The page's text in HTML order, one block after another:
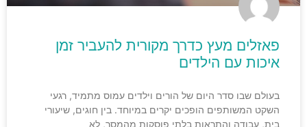
פאזלים מעץ כדרך מקורית להעביר זמן
איכות עם הילדים
בעולם שבו סדר היום של הורים וילדים עמוס מתמיד, רגעי
השקט המשותפים הופכים יקרים במיוחד. בין חוגים, שיעורי
בית, עבודה והתראות בלתי פוסקות מהמסך, לא